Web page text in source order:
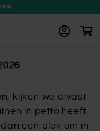
kijken we alvast
in petto heeft.
een plek om in